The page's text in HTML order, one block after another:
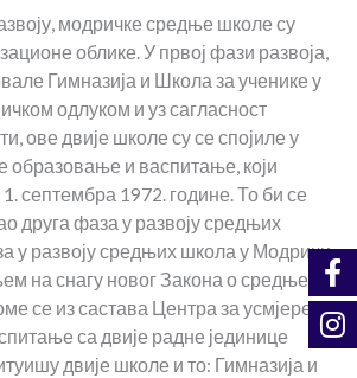
модричке средње школе су
облике. У првој фази развоја,
Гимназија и Школа за ученике у
одлуком и уз сагласност
ове двије школе су се спојиле у
образовање и васпитање, који
септембра 1972. године. То би се
друга фаза у развоју средњих
у развоју средњих школа у Модричи
на снагу новог Закона о средњем
се из састава Центра за усмјерено
са двије радне јединице
двије школе и то: Гимназија и